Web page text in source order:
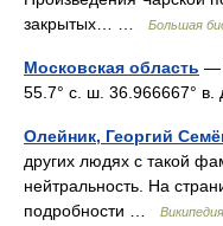
закрытых… …
Большая
Московская область —
55.7° с. ш. 36.966667°
Олейник, Георгий
других людях с такой
нейтральность. На
подробности …
Википедия